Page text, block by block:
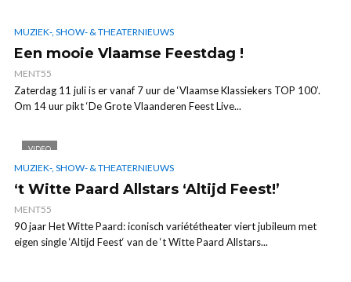
MUZIEK-, SHOW- & THEATERNIEUWS
Een mooie Vlaamse Feestdag !
MENT55
Zaterdag 11 juli is er vanaf 7 uur de ‘Vlaamse Klassiekers TOP 100’.
Om 14 uur pikt ‘De Grote Vlaanderen Feest Live...
VIDEO
MUZIEK-, SHOW- & THEATERNIEUWS
‘t Witte Paard Allstars ‘Altijd Feest!’
MENT55
90 jaar Het Witte Paard: iconisch variététheater viert jubileum met
eigen single ‘Altijd Feest‘ van de ‘t Witte Paard Allstars...